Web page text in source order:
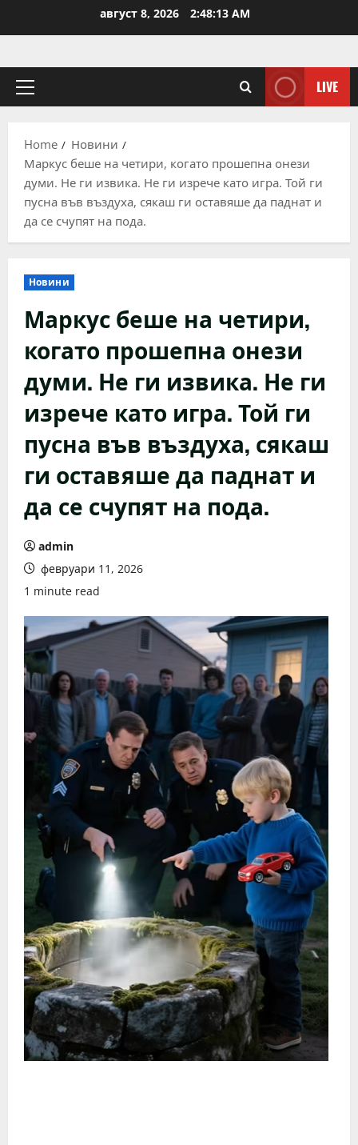
август 8, 2026 2:48:14 AM
Primary
LIVE
Home
Новини
Маркус беше на четири, когато прошепна онези
думи. Не ги извика. Не ги изрече като игра. Той ги
пусна във въздуха, сякаш ги оставяше да паднат и
да се счупят на пода.
Новини
Маркус беше на четири,
когато прошепна онези
думи. Не ги извика. Не ги
изрече като игра. Той ги
пусна във въздуха, сякаш
ги оставяше да паднат и
да се счупят на пода.
admin
февруари 11, 2026
1 minute read